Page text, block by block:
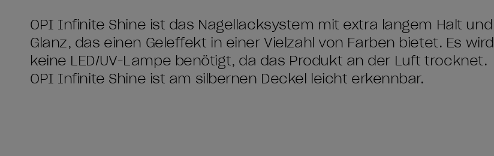
OPI Infinite Shine ist das Nagellacksystem mit extra langem Halt und
Glanz, das einen Geleffekt in einer Vielzahl von Farben bietet. Es wird
keine LED/UV-Lampe benötigt, da das Produkt an der Luft trocknet.
OPI Infinite Shine ist am silbernen Deckel leicht erkennbar.